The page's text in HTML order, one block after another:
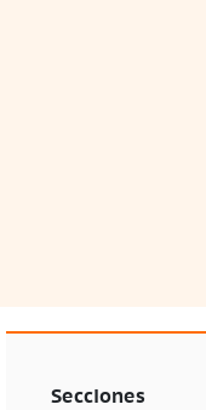
Secciones